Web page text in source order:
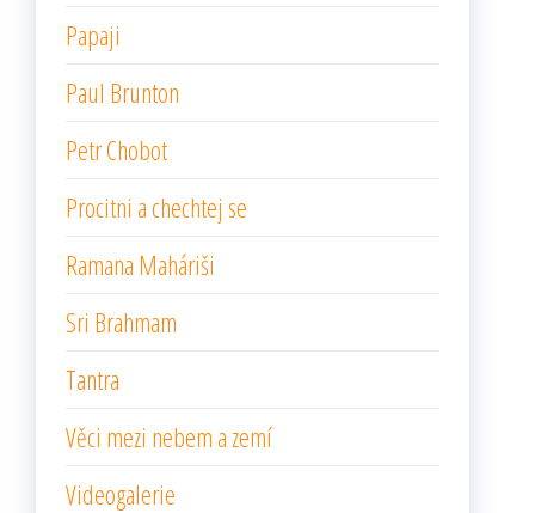
Papaji
Paul Brunton
Petr Chobot
Procitni a chechtej se
Ramana Maháriši
Sri Brahmam
Tantra
Věci mezi nebem a zemí
Videogalerie